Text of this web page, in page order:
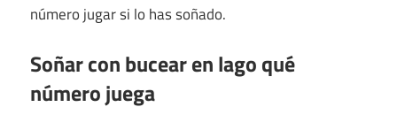
número jugar si lo has soñado.
Soñar con bucear en lago qué
número juega